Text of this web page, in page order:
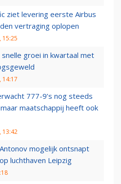
ziet levering eerste Airbus
vertraging oplopen
15:25
groei in kwartaal met
14:17
777-9’s nog steeds
maatschappij heeft ook
13:42
mogelijk ontsnapt
luchthaven Leipzig